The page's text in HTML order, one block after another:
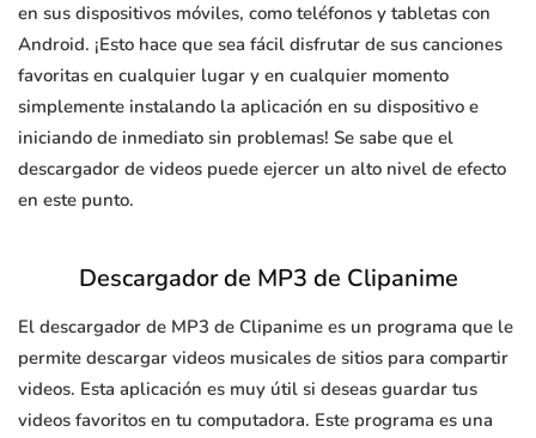
en sus dispositivos móviles, como teléfonos y tabletas con
Android. ¡Esto hace que sea fácil disfrutar de sus canciones
favoritas en cualquier lugar y en cualquier momento
simplemente instalando la aplicación en su dispositivo e
iniciando de inmediato sin problemas! Se sabe que el
descargador de videos puede ejercer un alto nivel de efecto
en este punto.
Descargador de MP3 de Clipanime
El descargador de MP3 de Clipanime es un programa que le
permite descargar videos musicales de sitios para compartir
videos. Esta aplicación es muy útil si deseas guardar tus
videos favoritos en tu computadora. Este programa es una